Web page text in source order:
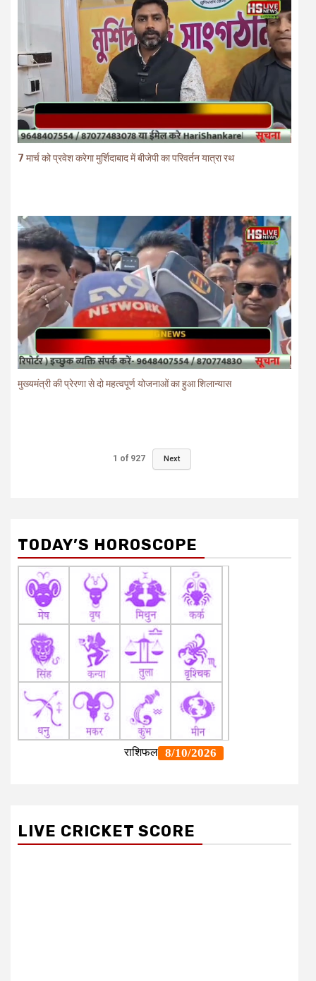
7 मार्च को प्रवेश करेगा मुर्शिदाबाद में बीजेपी का परिवर्तन यात्रा रथ
मुख्यमंत्री की प्रेरणा से दो महत्वपूर्ण योजनाओं का हुआ शिलान्यास
1 of 927 Next
TODAY’S HOROSCOPE
LIVE CRICKET SCORE